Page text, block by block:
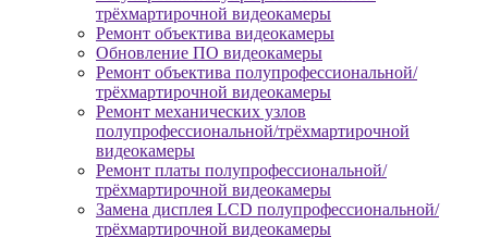
трёхмартирочной видеокамеры
Ремонт объектива видеокамеры
Обновление ПО видеокамеры
Ремонт объектива полупрофессиональной/
трёхмартирочной видеокамеры
Ремонт механических узлов
полупрофессиональной/трёхмартирочной
видеокамеры
Ремонт платы полупрофессиональной/
трёхмартирочной видеокамеры
Замена дисплея LCD полупрофессиональной/
трёхмартирочной видеокамеры